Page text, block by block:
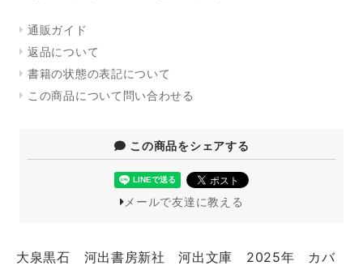
通販ガイド
返品について
書籍の状態の表記について
この商品について問い合わせる
この商品をシェアする
メールで友達に教える
大泉黒石 河出書房新社 河出文庫 2025年 カバ